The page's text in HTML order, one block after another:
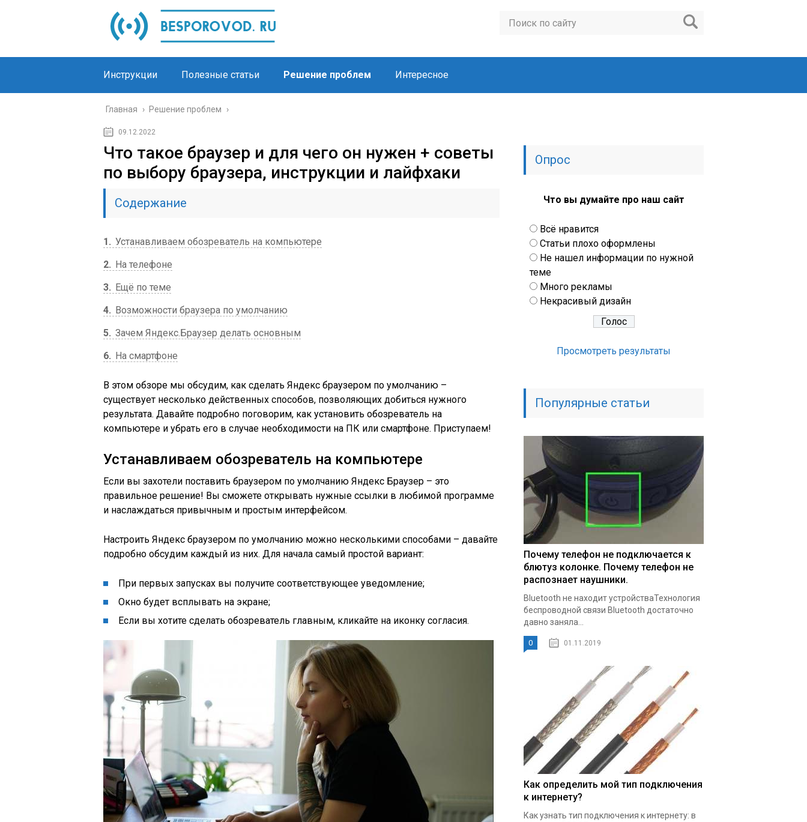
Инструкции Полезные статьи Решение проблем Интересное
Главная › Решение проблем ›
09.12.2022
Что такое браузер и для чего он нужен + советы
по выбору браузера, инструкции и лайфхаки
Содержание
1
Устанавливаем обозреватель на компьютере
2
На телефоне
3
Ещё по теме
4
Возможности браузера по умолчанию
5 Зачем Яндекс.Браузер делать основным
6
На смартфоне
В этом обзоре мы обсудим, как сделать Яндекс браузером по умолчанию –
существует несколько действенных способов, позволяющих добиться нужного
результата. Давайте подробно поговорим, как установить обозреватель на
компьютере и убрать его в случае необходимости на ПК или смартфоне. Приступаем!
Устанавливаем обозреватель на компьютере
Если вы захотели поставить браузером по умолчанию Яндекс Браузер – это
правильное решение! Вы сможете открывать нужные ссылки в любимой программе
и наслаждаться привычным и простым интерфейсом.
Настроить Яндекс браузером по умолчанию можно несколькими способами – давайте
подробно обсудим каждый из них. Для начала самый простой вариант:
При первых запусках вы получите соответствующее уведомление;
Окно будет всплывать на экране;
Если вы хотите сделать обозреватель главным, кликайте на иконку согласия.
Опрос
Что вы думайте про наш сайт
Всё нравится
Статьи плохо оформлены
Не нашел информации по нужной
теме
Много рекламы
Некрасивый дизайн
Просмотреть результаты
Популярные статьи
Почему телефон не подключается к
блютуз колонке. Почему телефон не
распознает наушники.
Bluetooth не находит устройстваТехнология
беспроводной связи Bluetooth достаточно
давно заняла...
0 01.11.2019
Как определить мой тип подключения
к интернету?
Как узнать тип подключения к интернету: в